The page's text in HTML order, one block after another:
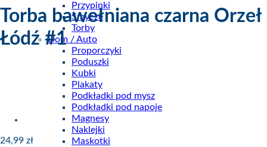
Przypinki
Smycze
Torby
Dom / Auto
Proporczyki
Poduszki
Kubki
Plakaty
Podkładki pod mysz
Podkładki pod napoje
Magnesy
Naklejki
Maskotki
Torba bawełniana czarna Orzeł
Łódź #1
24,99 zł